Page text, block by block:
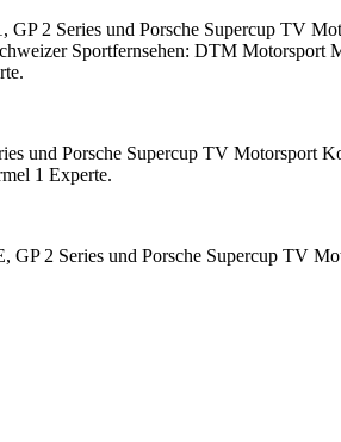
GP 2 Series und Porsche Supercup TV
Sportfernsehen: DTM Motorsport
und Porsche Supercup TV Motorsport
1 Experte.
GP 2 Series und Porsche Supercup TV